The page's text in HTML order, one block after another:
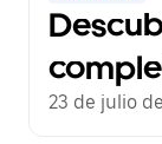
la
23 de julio